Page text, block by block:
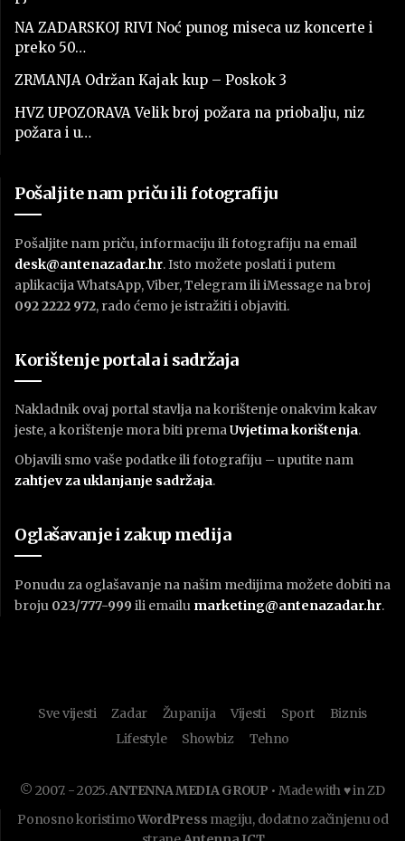
NA ZADARSKOJ RIVI Noć punog miseca uz koncerte i
preko 50…
ZRMANJA Održan Kajak kup – Poskok 3
HVZ UPOZORAVA Velik broj požara na priobalju, niz
požara i u…
Pošaljite nam priču ili fotografiju
Pošaljite nam priču, informaciju ili fotografiju na email
desk@antenazadar.hr. Isto možete poslati i putem
aplikacija WhatsApp, Viber, Telegram ili iMessage na broj
092 2222 972, rado ćemo je istražiti i objaviti.
Korištenje portala i sadržaja
Nakladnik ovaj portal stavlja na korištenje onakvim kakav
jeste, a korištenje mora biti premaUvjetima korištenja.
Objavili smo vaše podatke ili fotografiju – uputite nam
zahtjev za uklanjanje sadržaja.
Oglašavanje i zakup medija
Ponudu za oglašavanje na našim medijima možete dobiti na
broju 023/777-999 ili emailu marketing@antenazadar.hr.
Sve vijesti Zadar Županija Vijesti Sport
Biznis
Lifestyle
Showbiz Tehno
© 2007. - 2025.ANTENNA MEDIA GROUP • Made with ♥ in ZD
Ponosno koristimoWordPress magiju, dodatno začinjenu od